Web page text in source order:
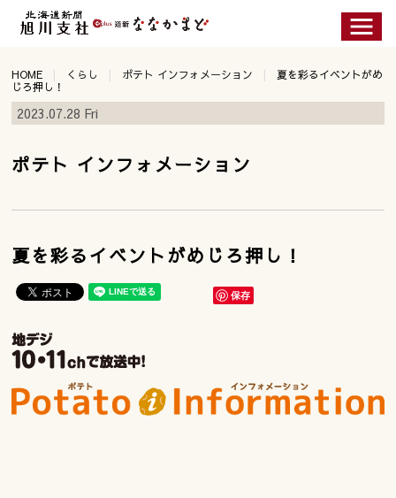
HOME くらし ポテト インフォメーション
夏を彩るイベントがめ
じろ押し！
2023.07.28 Fri
ポテト インフォメーション
夏を彩るイベントがめじろ押し！
保存